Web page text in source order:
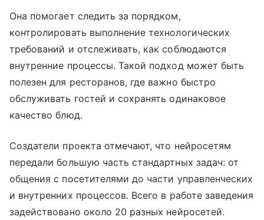
Она помогает следить за порядком,
контролировать выполнение технологических
требований и отслеживать, как соблюдаются
внутренние процессы. Такой подход может быть
полезен для ресторанов, где важно быстро
обслуживать гостей и сохранять одинаковое
качество блюд.
Создатели проекта отмечают, что нейросетям
передали большую часть стандартных задач: от
общения с посетителями до части управленческих
и внутренних процессов. Всего в работе заведения
задействовано около 20 разных нейросетей.